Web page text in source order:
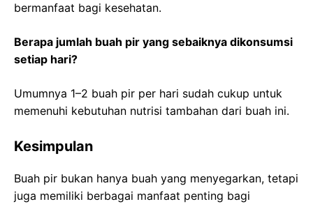
bermanfaat bagi kesehatan.
Berapa jumlah buah pir yang sebaiknya dikonsumsi
setiap hari?
Umumnya 1–2 buah pir per hari sudah cukup untuk
memenuhi kebutuhan nutrisi tambahan dari buah ini.
Kesimpulan
Buah pir bukan hanya buah yang menyegarkan, tetapi
juga memiliki berbagai manfaat penting bagi